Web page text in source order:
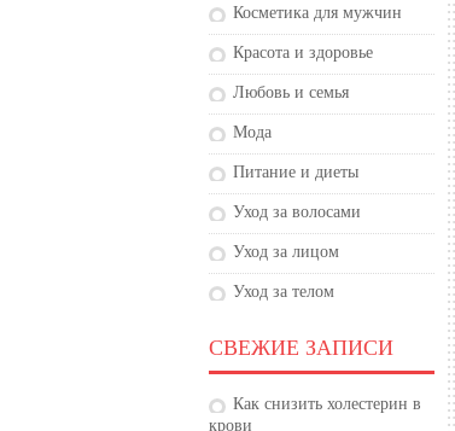
Косметика для мужчин
Красота и здоровье
Любовь и семья
Мода
Питание и диеты
Уход за волосами
Уход за лицом
Уход за телом
СВЕЖИЕ ЗАПИСИ
Как снизить холестерин в
крови